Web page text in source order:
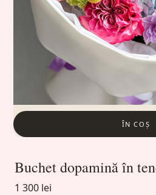
ÎN COȘ
Buchet dopamină în
1 300 lei